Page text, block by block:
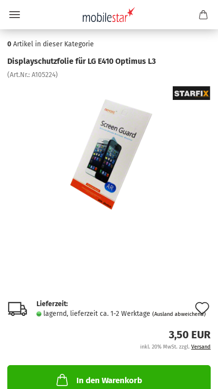
0 Artikel in dieser Kategorie
Dis­play­schutz­fo­lie für LG E410 Op­ti­mus L3
(Art.Nr.: A105224)
Lieferzeit:
lagernd, lieferzeit ca. 1-2 Werktage (Ausland abweichend)
3,50 EUR
inkl. 20% MwSt. zzgl. Versand
In den Warenkorb